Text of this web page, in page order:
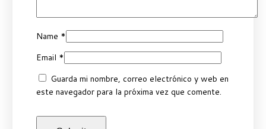
Name *
Email *
Guarda mi nombre, correo electrónico y web en
este navegador para la próxima vez que comente.